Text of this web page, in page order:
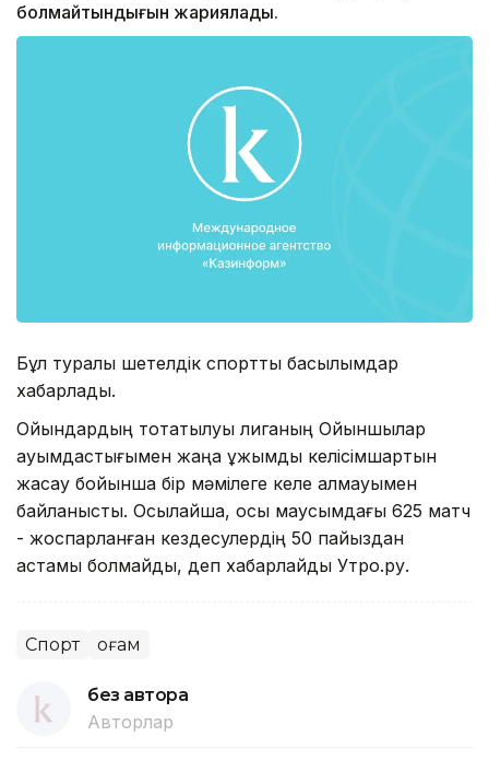
болмайтындығын жариялады.
Бұл туралы шетелдік спорттық басылымдар
хабарлады.
Ойындардың тоқтатылуы лиганың Ойыншылар
қауымдастығымен жаңа ұжымдық келісімшартын
жасау бойынша бір мәмілеге келе алмауымен
байланысты. Осылайша, осы маусымдағы 625 матч
- жоспарланған кездесулердің 50 пайыздан
астамы болмайды, деп хабарлайды Утро.ру.
Спорт Қоғам
без автора
Авторлар